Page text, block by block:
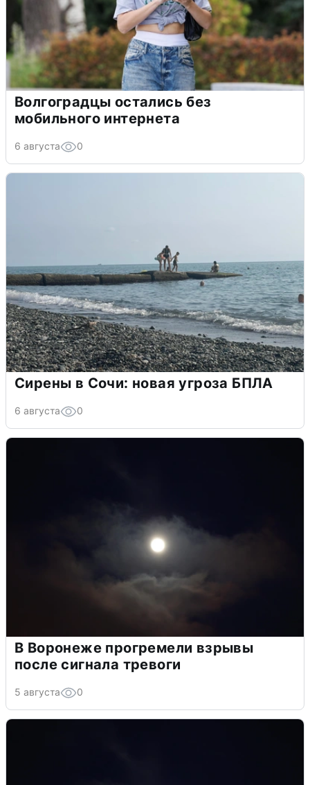
Волгоградцы остались без
мобильного интернета
6 августа 0
Сирены в Сочи: новая угроза БПЛА
6 августа 0
В Воронеже прогремели взрывы
после сигнала тревоги
5 августа 0